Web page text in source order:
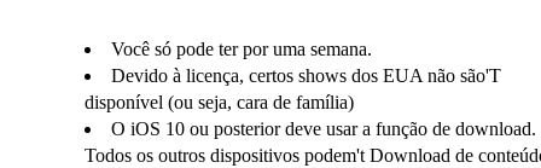
Você só pode ter por uma semana.
Devido à licença, certos shows dos EUA não são'T
disponível (ou seja, cara de família)
O iOS 10 ou posterior deve usar a função de download.
Todos os outros dispositivos podem't Download de